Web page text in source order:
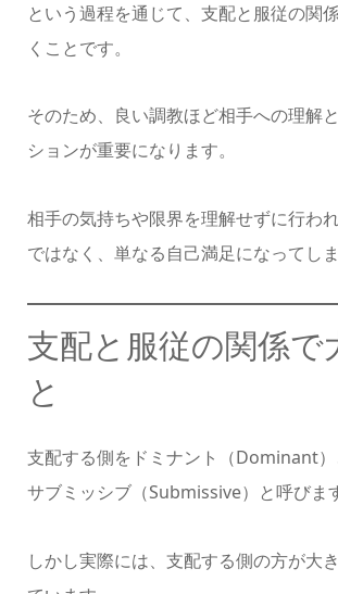
という過程を通じて、支配と服従の関
くことです。
そのため、良い調教ほど相手への理解
ションが重要になります。
相手の気持ちや限界を理解せずに行わ
ではなく、単なる自己満足になってしま
支配と服従の関係で
と
支配する側をドミナント（Dominant
サブミッシブ（Submissive）と呼びま
しかし実際には、支配する側の方が大